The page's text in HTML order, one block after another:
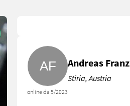
online da 5/2023
Andreas Franz
Stiria, Austria